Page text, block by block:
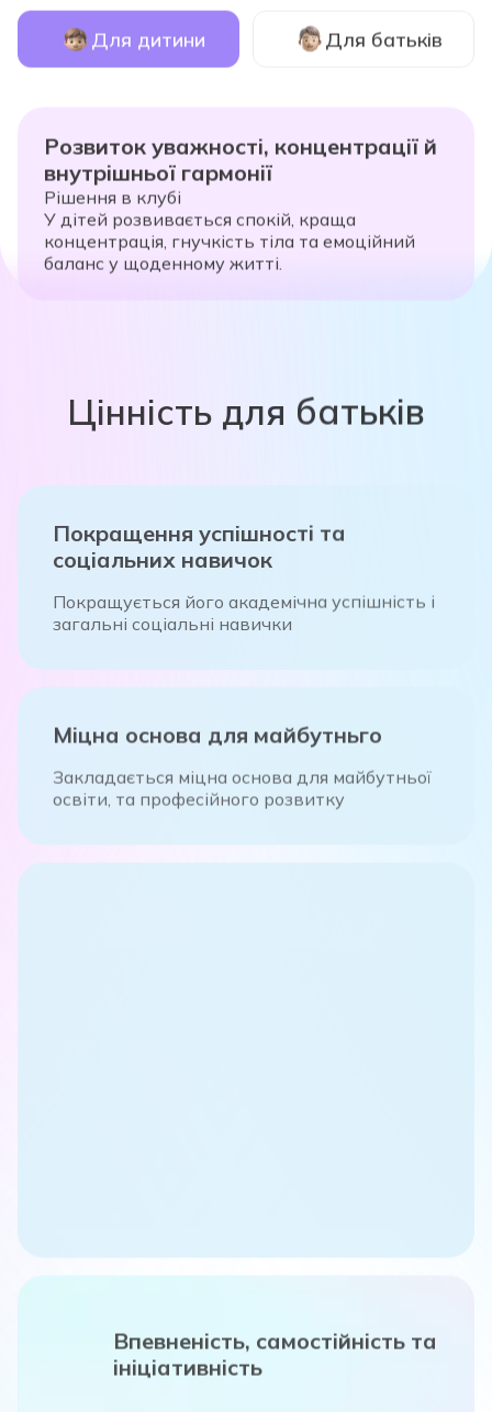
Для дитини Для батьків
Розвиток уважності, концентрації й
внутрішньої гармонії
Рішення в клубі
У дітей розвивається спокій, краща
концентрація, гнучкість тіла та емоційний
баланс у щоденному житті.
Цінність для батьків
Покращення успішності та
соціальних навичок
Покращується його академічна успішність і
загальні соціальні навички
Міцна основа для майбутньго
Закладається міцна основа для майбутньої
освіти, та професійного розвитку
Впевненість, самостійність та
ініціативність